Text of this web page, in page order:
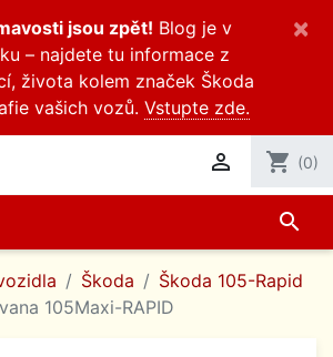
jsou zpět! Blog je v
– najdete tu informace z
života kolem značek Škoda
vašich vozů. Vstupte zde.
×
 shopping_cart (0)
search
Škoda
Škoda 105-Rapid
105Maxi-RAPID